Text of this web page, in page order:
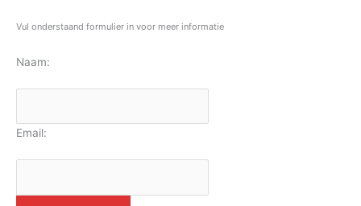
Vul onderstaand formulier in voor meer informatie
Naam:
Email: